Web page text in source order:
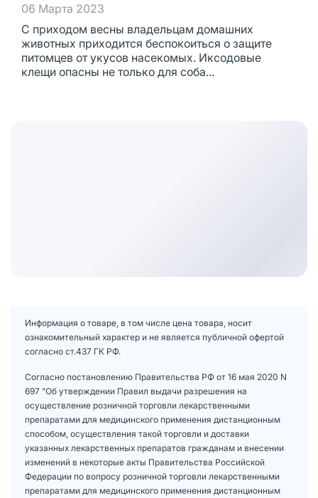
06 Марта 2023
С приходом весны владельцам домашних
животных приходится беспокоиться о защите
питомцев от укусов насекомых. Иксодовые
клещи опасны не только для соба...
Информация о товаре, в том числе цена товара, носит
ознакомительный характер и не является публичной офертой
согласно ст.437 ГК РФ.
Согласно постановлению Правительства РФ от 16 мая 2020 N
697 "Об утверждении Правил выдачи разрешения на
осуществление розничной торговли лекарственными
препаратами для медицинского применения дистанционным
способом, осуществления такой торговли и доставки
указанных лекарственных препаратов гражданам и внесении
изменений в некоторые акты Правительства Российской
Федерации по вопросу розничной торговли лекарственными
препаратами для медицинского применения дистанционным